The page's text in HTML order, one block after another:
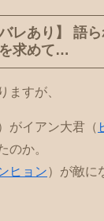
レあり】 語
求めて…
ますが、
がイアン大君（
のか。
ヒョン）が敵に